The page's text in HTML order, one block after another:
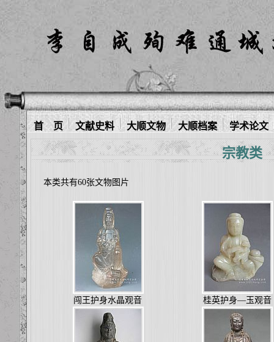
首 页 文献史料 大顺文物 大顺档案 学术论文
宗教类
本类共有60张文物图片
闯王护身水晶观音 桂英护身—玉观音